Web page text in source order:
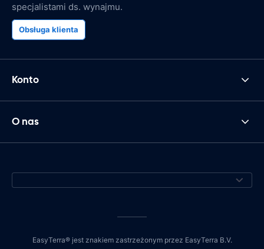
specjalistami ds. wynajmu.
Obsługa klienta
Konto
O nas
EasyTerra® jest znakiem zastrzeżonym przez EasyTerra B.V.